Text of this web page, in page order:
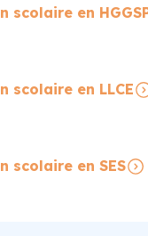
scolaire en
scolaire en LLCE
scolaire en SES